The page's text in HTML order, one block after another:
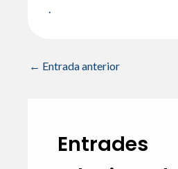
.
← Entrada anterior
Entrades